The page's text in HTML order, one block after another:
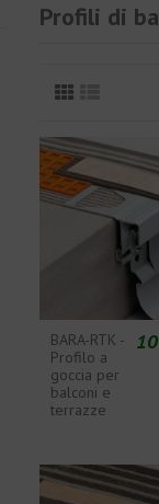
Profili di
BARA-RTK -
Profilo a
goccia per
balconi e
terrazze